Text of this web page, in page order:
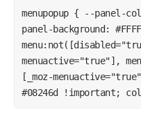
menupopup { --panel-
panel-background:
menuactive="true"],
[_moz-
#08246d !important;